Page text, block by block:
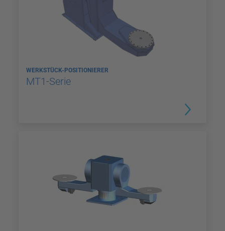
WERKSTÜCK-POSITIONIERER
MT1-Serie